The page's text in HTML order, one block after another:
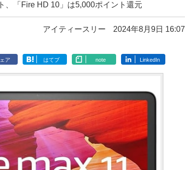
、「Fire HD 10」は5,000ポイント還元
アイティースリー 2024年8月9日 16:07
ア はてブ note LinkedIn